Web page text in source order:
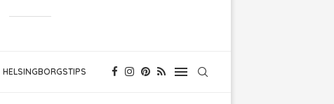
HELSINGBORGSTIPS